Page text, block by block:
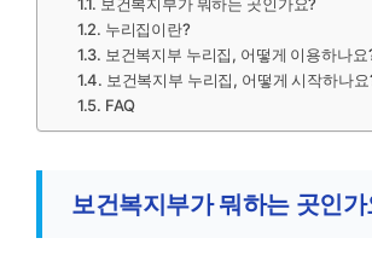
누리집이란?
보건복지부 누리집, 어떻게 이용하나요
보건복지부 누리집, 어떻게 시작하나요
FAQ
보건복지부가 뭐하는 곳인가